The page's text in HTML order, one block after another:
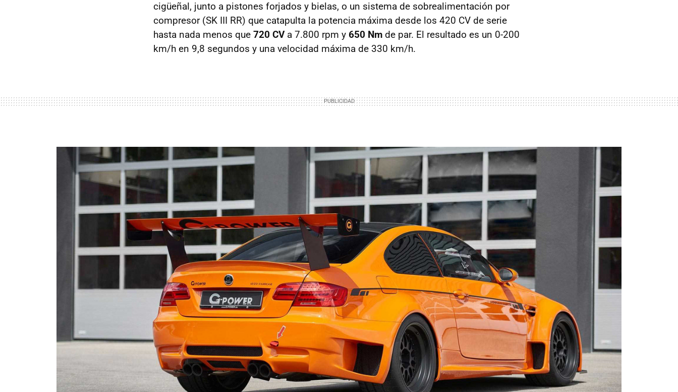
cigüeñal, junto a pistones forjados y bielas, o un sistema de sobrealimentación por
compresor (SK III RR) que catapulta la potencia máxima desde los 420 CV de serie
hasta nada menos que 720 CVa 7.800 rpm y 650 Nm de par. El resultado es un 0-200
km/h en 9,8 segundos y una velocidad máxima de 330 km/h.